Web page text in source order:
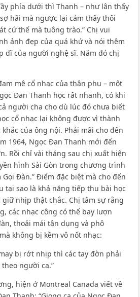
phía dưới thì Thanh – như lân thấy
hãi mà ngược lại cảm thấy thôi
cứ thế mà tuông trào.” Chị vui
ảnh đẹp của quá khứ và nói thêm
dĩ của người nghệ sĩ. Năm đó chị
mê cổ nhạc của thân phụ – một
Đan Thanh học rất nhanh, có khi
người cha cho dù lúc đó chưa biết
cổ nhạc lại không được vì thành
của ông nội. Phải mãi cho đến
1964, Ngọc Đan Thanh mới đến
Rồi chỉ vài tháng sau chị xuất hiện
hình Sài Gòn trong chương trình
Gọi Đàn.” Điểm đặc biệt mà cho đến
tại sao là khả năng tiếp thu bài học
giữ nhịp thật chắc. Chị tâm sự rằng
các nhạc công có thể bay lượn
thoải mái tận dụng và phô
không bị kềm vô nốt nhạc:
bị rớt nhịp thì các tay đờn phải
người ca.”
hiện ở Montreal Canada viết về